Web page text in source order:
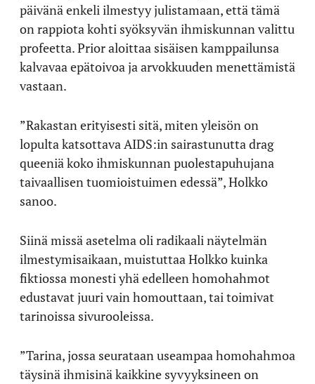
päivänä enkeli ilmestyy julistamaan, että tämä
on rappiota kohti syöksyvän ihmiskunnan valittu
profeetta. Prior aloittaa sisäisen kamppailunsa
kalvavaa epätoivoa ja arvokkuuden menettämistä
vastaan.
”Rakastan erityisesti sitä, miten yleisön on
lopulta katsottava AIDS:in sairastunutta drag
queeniä koko ihmiskunnan puolestapuhujana
taivaallisen tuomioistuimen edessä”, Holkko
sanoo.
Siinä missä asetelma oli radikaali näytelmän
ilmestymisaikaan, muistuttaa Holkko kuinka
fiktiossa monesti yhä edelleen homohahmot
edustavat juuri vain homouttaan, tai toimivat
tarinoissa sivurooleissa.
”Tarina, jossa seurataan useampaa homohahmoa
täysinä ihmisinä kaikkine syvyyksineen on